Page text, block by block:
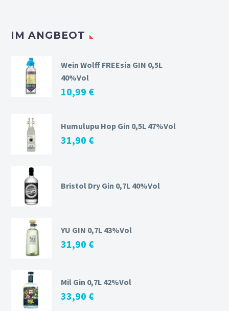
IM ANGBEOT
Wein Wolff FREEsia GIN 0,5L
40%Vol
10,99 €
Humulupu Hop Gin 0,5L 47%Vol
31,90 €
Bristol Dry Gin 0,7L 40%Vol
YU GIN 0,7L 43%Vol
31,90 €
Mil Gin 0,7L 42%Vol
33,90 €